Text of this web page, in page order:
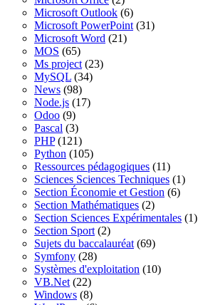
Microsoft Outlook (6)
Microsoft PowerPoint (31)
Microsoft Word (21)
MOS (65)
Ms project (23)
MySQL (34)
News (98)
Node.js (17)
Odoo (9)
Pascal (3)
PHP(121)
Python (105)
Ressources pédagogiques (11)
Sciences Sciences Techniques (1)
Section Économie et Gestion (6)
Section Mathématiques (2)
Section Sciences Expérimentales (1)
Section Sport (2)
Sujets du baccalauréat (69)
Symfony (28)
Systèmes d'exploitation (10)
VB.Net (22)
Windows (8)